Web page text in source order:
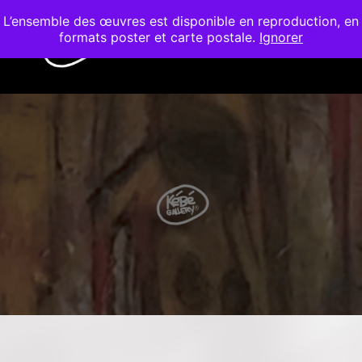
L’ensemble des œuvres est disponible en reproduction, en
formats poster et carte postale. Ignorer
WORKSHOP